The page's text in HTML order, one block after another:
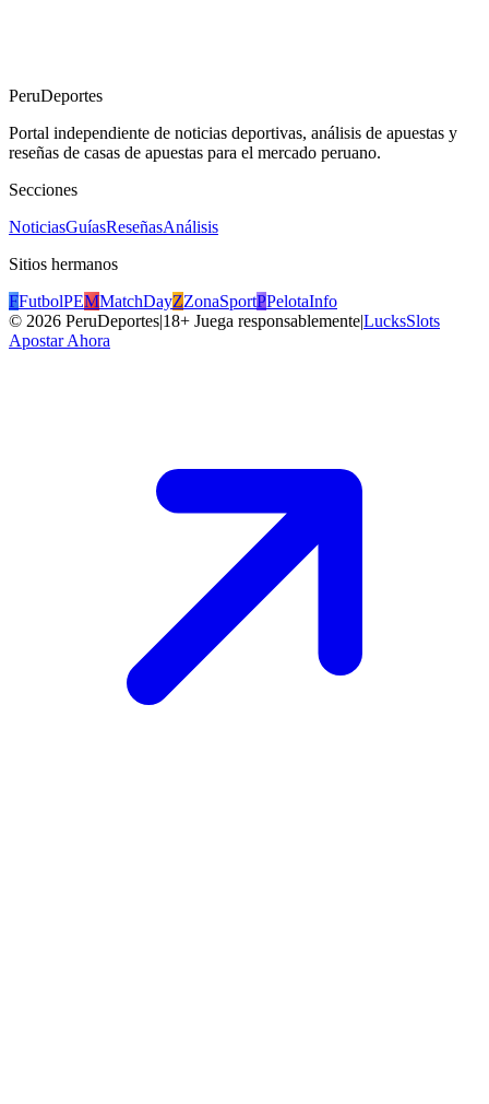
PeruDeportes
Portal independiente de noticias deportivas, análisis de apuestas y
reseñas de casas de apuestas para el mercado peruano.
Secciones
NoticiasGuíasReseñasAnálisis
Sitios hermanos
FFutbolPEMMatchDayZZonaSportPPelotaInfo
© 2026 PeruDeportes|18+ Juega responsablemente|LucksSlots
Apostar Ahora